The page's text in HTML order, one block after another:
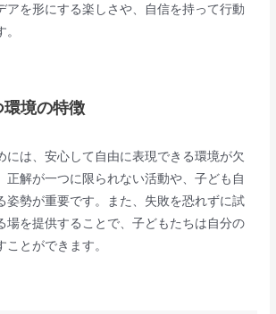
アを形にする楽しさや、自信を持って行動
境の特徴
には、安心して自由に表現できる環境が欠
正解が一つに限られない活動や、子ども自
姿勢が重要です。また、失敗を恐れずに試
場を提供することで、子どもたちは自分の
とができます。